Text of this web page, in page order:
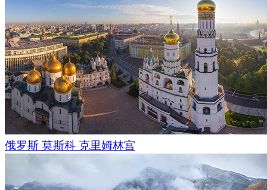
俄罗斯 莫斯科 克里姆林宫